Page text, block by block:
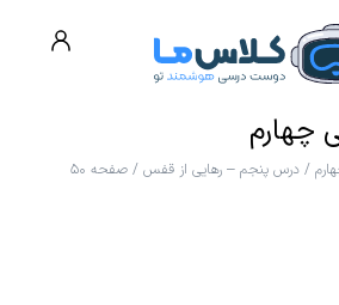
/ درس پنجم – رهایی از قفس / صفحه ۵۰